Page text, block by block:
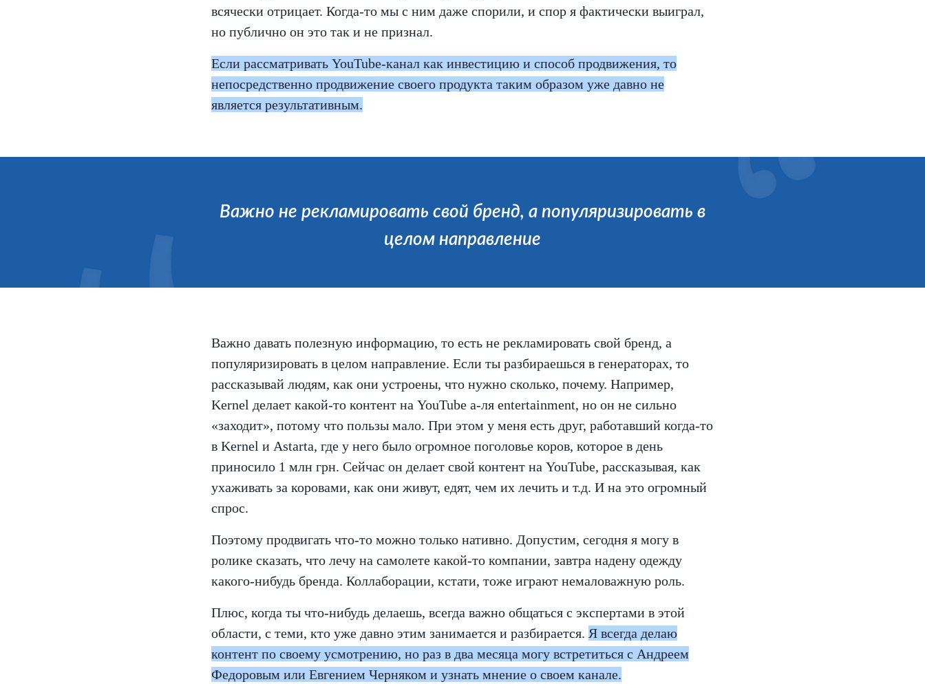
всячески отрицает. Когда-то мы с ним даже спорили, и спор я фактически выиграл,
но публично он это так и не признал.
Если рассматривать YouTube-канал как инвестицию и способ продвижения, то
непосредственно продвижение своего продукта таким образом уже давно не
является результативным.
Важно не рекламировать свой бренд, а популяризировать в
целом направление
Важно давать полезную информацию, то есть не рекламировать свой бренд, а
популяризировать в целом направление. Если ты разбираешься в генераторах, то
рассказывай людям, как они устроены, что нужно сколько, почему. Например,
Kernel делает какой-то контент на YouTube а-ля entertainment, но он не сильно
«заходит», потому что пользы мало. При этом у меня есть друг, работавший когда-то
в Kernel и Astarta, где у него было огромное поголовье коров, которое в день
приносило 1 млн грн. Сейчас он делает свой контент на YouTube, рассказывая, как
ухаживать за коровами, как они живут, едят, чем их лечить и т.д. И на это огромный
спрос.
Поэтому продвигать что-то можно только нативно. Допустим, сегодня я могу в
ролике сказать, что лечу на самолете какой-то компании, завтра надену одежду
какого-нибудь бренда. Коллаборации, кстати, тоже играют немаловажную роль.
Плюс, когда ты что-нибудь делаешь, всегда важно общаться с экспертами в этой
области, с теми, кто уже давно этим занимается и разбирается. Я всегда делаю
контент по своему усмотрению, но раз в два месяца могу встретиться с Андреем
Федоровым или Евгением Черняком и узнать мнение о своем канале.